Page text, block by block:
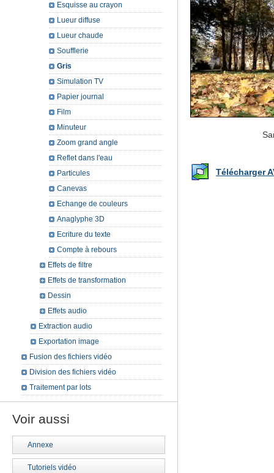
Télécharger
Esquisse au crayon
Lueur diffuse
Lueur chaude
Soufflerie
Gris
Simulation TV
Papier journal
Film
Minuteur
Zoom grand angle
Reflet dans l'eau
Particules
Canevas
Echange de couleurs
Anaglyphe 3D
Ecriture du texte
Compte à rebours
Effets de filtre
Effets de transformation
Dessin
Effets audio
Extraction audio
Exportation image
Fusion des fichiers vidéo
Division des fichiers vidéo
Traitement par lots
Voir aussi
Annexe
Tutoriels vidéo